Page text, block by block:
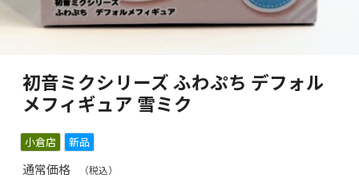
初音ミクシリーズ ふわぷち デフォル
メフィギュア 雪ミク
小倉店 新品
通常価格 （税込）